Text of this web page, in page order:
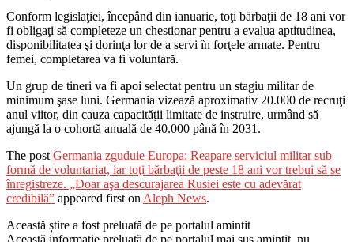
Conform legislaţiei, începând din ianuarie, toţi bărbaţii de 18 ani vor
fi obligaţi să completeze un chestionar pentru a evalua aptitudinea,
disponibilitatea şi dorinţa lor de a servi în forţele armate. Pentru
femei, completarea va fi voluntară.
Un grup de tineri va fi apoi selectat pentru un stagiu militar de
minimum şase luni. Germania vizează aproximativ 20.000 de recruţi
anul viitor, din cauza capacităţii limitate de instruire, urmând să
ajungă la o cohortă anuală de 40.000 până în 2031.
The post Germania zguduie Europa: Reapare serviciul militar sub
formă de voluntariat, iar toţi bărbaţii de peste 18 ani vor trebui să se
înregistreze. „Doar aşa descurajarea Rusiei este cu adevărat
credibilă” appeared first on Aleph News.
Această știre a fost preluată de pe portalul amintit
Această informație preluată de pe portalul mai sus amintit, nu